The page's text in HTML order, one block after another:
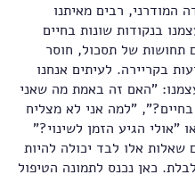
המודרני, רבים מאיתנו
בנקודות שונות בחיים
תחושות של תסכול, חוסר
בקריירה. לעיתים אנחנו
"האם זה באמת מה שאני
"למה אני לא מצליח
"אולי הגיע הזמן לשינוי?"
שאלות אלו לבד יכולה להיות
כאן נכנס לתמונה הטיפול